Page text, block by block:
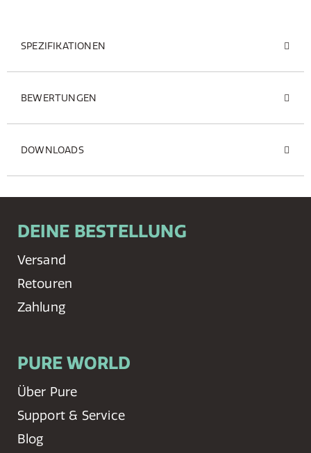
SPEZIFIKATIONEN
BEWERTUNGEN
DOWNLOADS
DEINE BESTELLUNG
Versand
Retouren
Zahlung
PURE WORLD
Über Pure
Support & Service
Blog